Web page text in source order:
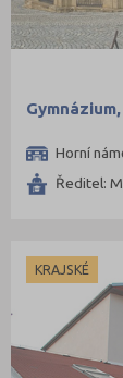
Horní
Ředitel:
KRAJSKÉ